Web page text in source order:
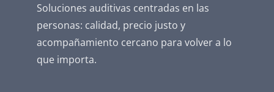
Soluciones auditivas centradas en las
personas: calidad, precio justo y
acompañamiento cercano para volver a lo
que importa.